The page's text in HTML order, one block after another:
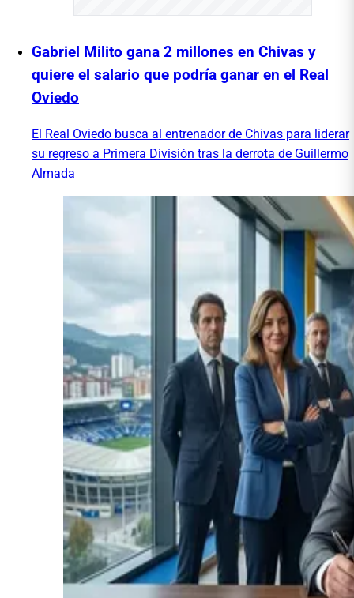
Gabriel Milito gana 2 millones en Chivas y
quiere el salario que podría ganar en el Real
Oviedo
El Real Oviedo busca al entrenador de Chivas para liderar
su regreso a Primera División tras la derrota de Guillermo
Almada